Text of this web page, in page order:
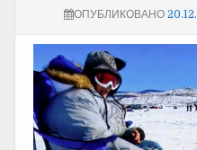
ОПУБЛИКОВАНО